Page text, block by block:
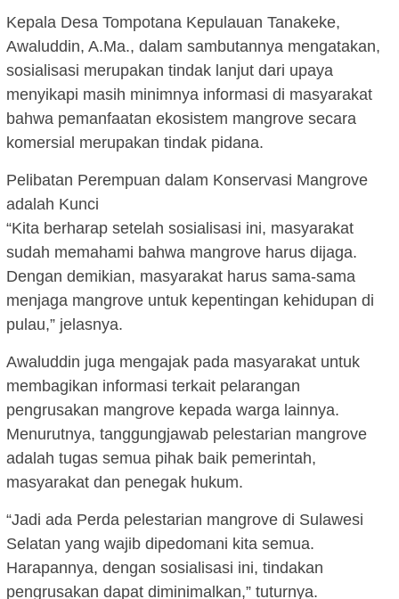
Kepala Desa Tompotana Kepulauan Tanakeke,
Awaluddin, A.Ma., dalam sambutannya mengatakan,
sosialisasi merupakan tindak lanjut dari upaya
menyikapi masih minimnya informasi di masyarakat
bahwa pemanfaatan ekosistem mangrove secara
komersial merupakan tindak pidana.
Pelibatan Perempuan dalam Konservasi Mangrove
adalah Kunci
“Kita berharap setelah sosialisasi ini, masyarakat
sudah memahami bahwa mangrove harus dijaga.
Dengan demikian, masyarakat harus sama-sama
menjaga mangrove untuk kepentingan kehidupan di
pulau,” jelasnya.
Awaluddin juga mengajak pada masyarakat untuk
membagikan informasi terkait pelarangan
pengrusakan mangrove kepada warga lainnya.
Menurutnya, tanggungjawab pelestarian mangrove
adalah tugas semua pihak baik pemerintah,
masyarakat dan penegak hukum.
“Jadi ada Perda pelestarian mangrove di Sulawesi
Selatan yang wajib dipedomani kita semua.
Harapannya, dengan sosialisasi ini, tindakan
pengrusakan dapat diminimalkan,” tuturnya.